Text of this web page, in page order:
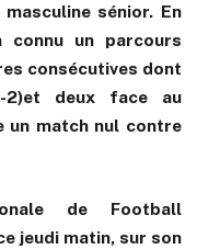
sénior. En
connu un parcours
consécutives dont
2)et deux face au
un match nul contre
de Football
jeudi matin, sur son